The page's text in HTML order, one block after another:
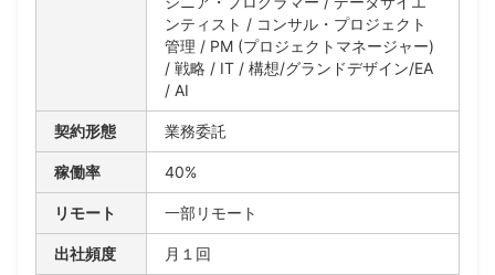
ンティスト / コンサル・プロジェクト
管理 / PM (プロジェクトマネージャー)
/ 戦略 / IT / 構想/グランドデザイン/EA
/ AI
契約形態 業務委託
稼働率 40%
リモート 一部リモート
出社頻度 月１回